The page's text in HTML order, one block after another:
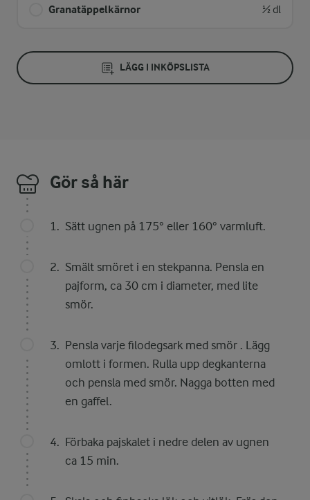
Granatäppelkärnor ½ dl
LÄGG I INKÖPSLISTA
Gör så här
Sätt ugnen på 175° eller 160° varmluft.
Smält smöret i en stekpanna. Pensla en
pajform, ca 30 cm i diameter, med lite
smör.
Pensla varje filodegsark med smör . Lägg
omlott i formen. Rulla upp degkanterna
och pensla med smör. Nagga botten med
en gaffel.
Förbaka pajskalet i nedre delen av ugnen
ca 15 min.